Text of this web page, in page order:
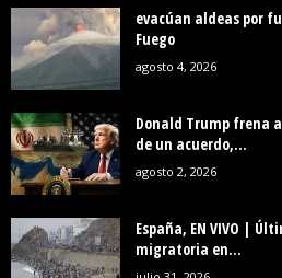
evacúan aldeas por
Fuego
agosto 4, 2026
Donald Trump frena
de un acuerdo,...
agosto 2, 2026
España, EN VIVO |
migratoria en...